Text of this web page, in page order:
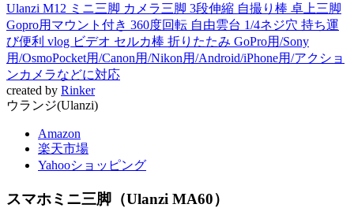
Ulanzi M12 ミニ三脚 カメラ三脚 3段伸縮 自撮り棒 卓上三脚
Gopro用マウント付き 360度回転 自由雲台 1/4ネジ穴 持ち運
び便利 vlog ビデオ セルカ棒 折りたたみ GoPro用/Sony
用/OsmoPocket用/Canon用/Nikon用/Android/iPhone用/アクショ
ンカメラなどに対応
created by Rinker
ウランジ(Ulanzi)
Amazon
楽天市場
Yahooショッピング
スマホミニ三脚（Ulanzi MA60）